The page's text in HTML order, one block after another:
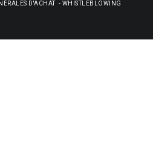
D'ACHAT- WHISTLEBLOWING